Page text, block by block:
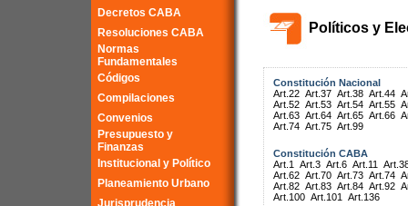
Decretos CABA
Resoluciones CABA
Normas
Fundamentales
Códigos
Compilaciones
Convenios
Presupuesto y
Finanzas
Institucional y Político
Planeamiento Urbano
Jurisprudencia
Políticos y
Constitución Nacional
Art.22 Art.37 Art.38 Art.44
Art.52 Art.53 Art.54 Art.55
Art.63 Art.64 Art.65 Art.66
Art.74 Art.75 Art.99
Constitución CABA
Art.1
Art.3 Art.6 Art.11
Art.62 Art.70 Art.73 Art.74
Art.82 Art.83 Art.84 Art.92
Art.100 Art.101 Art.136